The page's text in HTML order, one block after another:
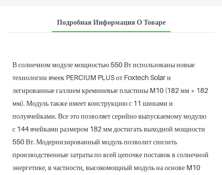
Подробная Информация О Товаре
В солнечном модуле мощностью 550 Вт использованы новые
технологии ячеек PERCIUM PLUS от Foxtech Solar и
легированные галлием кремниевые пластины M10 (182 мм * 182
мм). Модуль также имеет конструкцию с 11 шинами и
полуячейками. Все это позволяет серийно выпускаемому модулю
с 144 ячейками размером 182 мм достигать выходной мощности
550 Вт. Модернизированный модуль позволит снизить
производственные затраты по всей цепочке поставок в солнечной
энергетике, в частности, высокомощный модуль на основе M10